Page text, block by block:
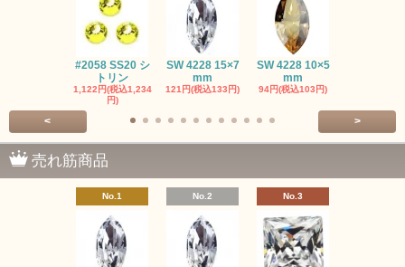
#2058 SS20 シ
トリン
1,122円(税込1,234
円)
SW 4228 15×7
mm
121円(税込133円)
SW 4228 10×5
mm
94円(税込103円)
< >
売れ筋商品
No.1 No.2 No.3